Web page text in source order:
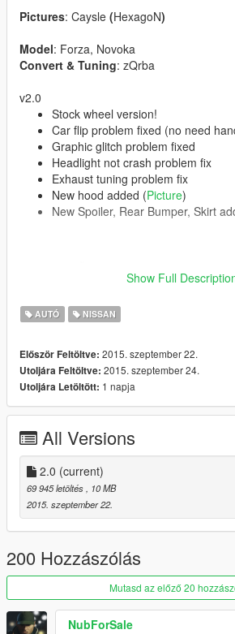
Pictures: Caysle (HexagoN)
Model: Forza, Novoka
Convert & Tuning: zQrba
v2.0
Stock wheel version!
Car flip problem fixed (no need
Graphic glitch problem fixed
Headlight not crash problem fix
Exhaust tuning problem fix
New hood added (Picture)
New Spoiler, Rear Bumper, Skirt
------------------------------------
Dashboard | Hız göstergesi
Breakable Glass | Camlar kırılıyor
Please Donate for more mods
Show Full
AUTÓ NISSAN
Először Feltöltve: 2015. szeptember 22.
Utoljára Feltöltve: 2015. szeptember 24.
Utoljára Letöltött: 1 napja
All Versions
2.0 (current)
69 945 letöltés
, 10 MB
2015. szeptember 22.
200 Hozzászólás
Mutasd az előző 20
NubForSale